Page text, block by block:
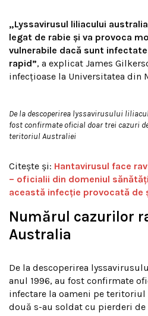
„Lyssavirusul liliacului
legat de rabie și va provoca
vulnerabile dacă sunt
rapid”, a explicat James
infecțioase la Universitatea din
De la descoperirea lyssavirusului
fost confirmate oficial doar trei cazuri
teritoriul Australiei
Citește și: Hantavirusul face
– oficialii din domeniul
această infecție provocată de
Numărul cazurilor
Australia
De la descoperirea
anul 1996, au fost confirmate
infectare la oameni pe teritoriul
două s-au soldat cu pierderi